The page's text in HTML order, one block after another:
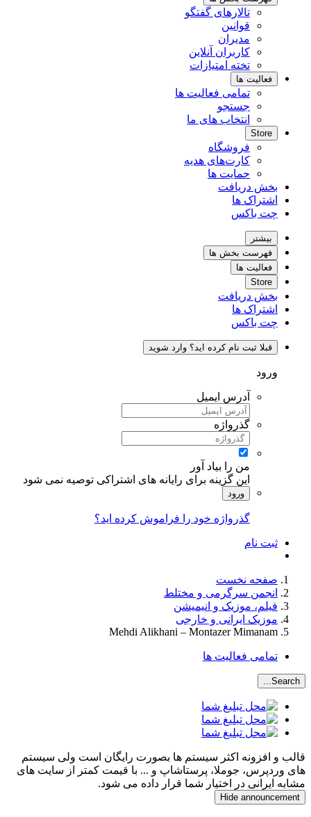
تالارهای گفتگو
قوانین
مدیران
کاربران آنلاین
تخته امتیازات
فعالیت ها
تمامی فعالیت ها
جستجو
انتخاب های ما
Store
فروشگاه
کارت‌های هدیه
حمایت ها
بخش دریافت
اشتراک ها
چت باکس
بیشتر
فهرست بخش ها
فعالیت ها
Store
بخش دریافت
اشتراک ها
چت باکس
قبلا ثبت نام کرده اید؟ وارد شوید
ورود
آدرس ایمیل
گذرواژه
من را بیاد آور
این گزینه برای رایانه های اشتراکی توصیه نمی شود
ورود
گذرواژه خود را فراموش کرده اید؟
ثبت نام
صفحه نخست
انجمن سرگرمی و مختلط
فیلم، موزیک و انیمیشن
موزیک ایرانی و خارجی
Mehdi Alikhani – Montazer Mimanam
تمامی فعالیت ها
Search...
قالب و افزونه اکثر سیستم ها بصورت رایگان است ولی سیستم
های وردپرس، جوملا، پرستاشاپ و ... با قیمت کمتر از سایت های
مشابه ایرانی در اختیار شما قرار داده می شود.
Hide announcement